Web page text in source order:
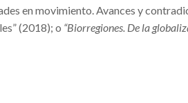
en movimiento. Avances y
(2018); o “Biorregiones. De la